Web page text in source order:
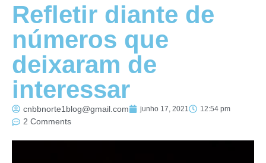
Refletir diante de
números que
deixaram de
interessar
cnbbnorte1blog@gmail.com junho 17, 2021 12:54 pm
2 Comments